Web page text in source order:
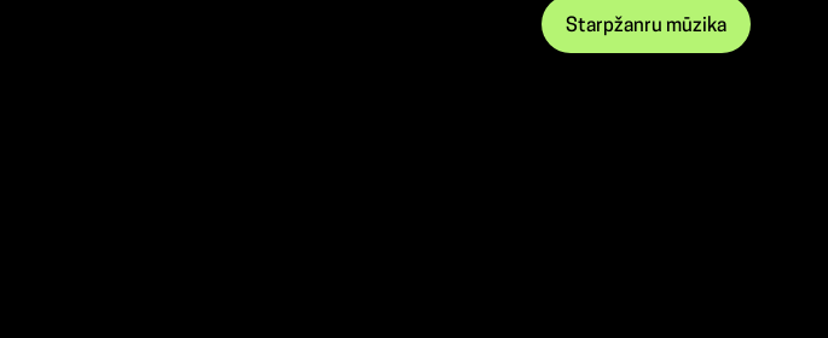
Starpžanru mūzika